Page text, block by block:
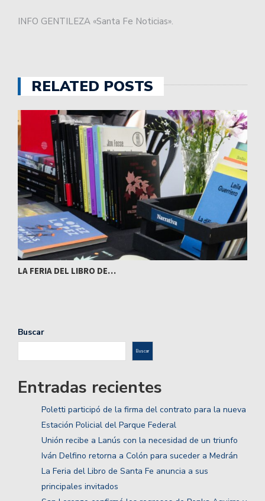
INFO GENTILEZA «Santa Fe Noticias».
RELATED POSTS
LA FERIA DEL LIBRO DE…
Buscar
Buscar
Entradas recientes
Poletti participó de la firma del contrato para la nueva
Estación Policial del Parque Federal
Unión recibe a Lanús con la necesidad de un triunfo
Iván Delfino retorna a Colón para suceder a Medrán
La Feria del Libro de Santa Fe anuncia a sus
principales invitados